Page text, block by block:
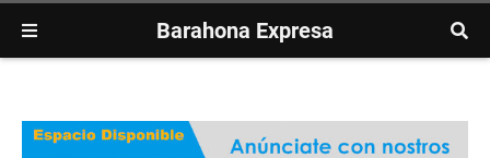
Barahona Expresa